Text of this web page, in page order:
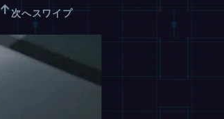
↑次へスワイプ